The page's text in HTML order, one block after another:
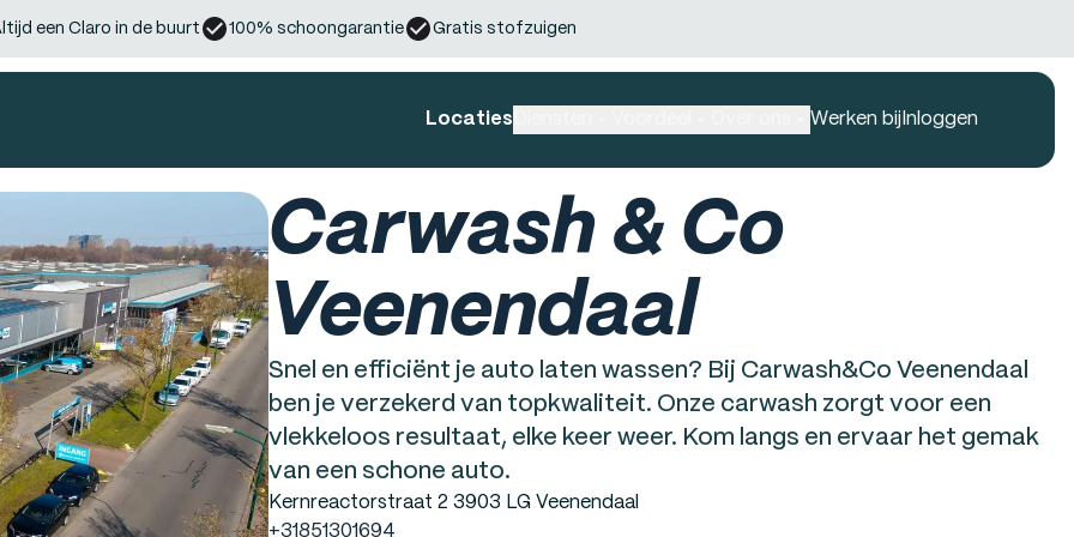
een Claro in de buurt 100% schoongarantie Gratis stofzuigen
Locaties Werken bij Inloggen
Carwash & Co
Veenendaal
Snel en efficiënt je auto laten wassen? Bij Carwash&Co Veenendaal
ben je verzekerd van topkwaliteit. Onze carwash zorgt voor een
vlekkeloos resultaat, elke keer weer. Kom langs en ervaar het gemak
van een schone auto.
Kernreactorstraat 2 3903 LG Veenendaal
+31851301694